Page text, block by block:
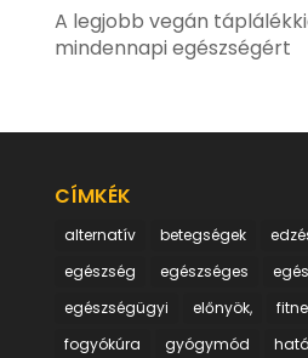
A legjobb vegán
mindennapi egészségért
CÍMKÉK
alternatív betegségek
egészség
egészséges
egészségügyi
előnyök,
fogyókúra
gyógymód